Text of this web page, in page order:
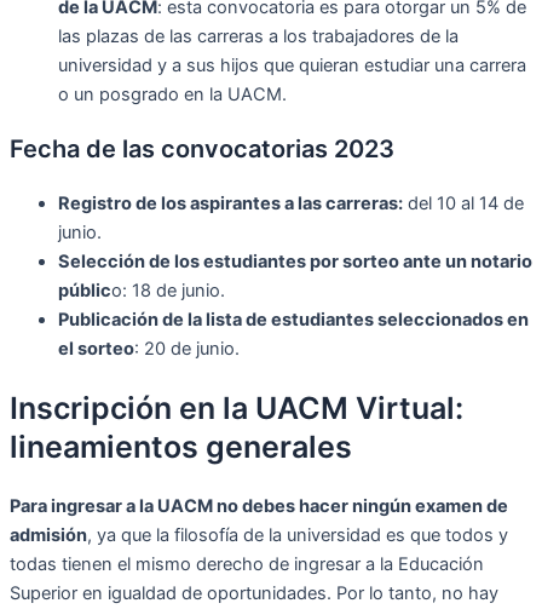
de la UACM: esta convocatoria es para otorgar un 5% de
las plazas de las carreras a los trabajadores de la
universidad y a sus hijos que quieran estudiar una carrera
o un posgrado en la UACM.
Fecha de las convocatorias 2023
Registro de los aspirantes a las carreras: del 10 al 14 de
junio.
Selección de los estudiantes por sorteo ante un notario
público: 18 de junio.
Publicación de la lista de estudiantes seleccionados en
el sorteo: 20 de junio.
Inscripción en la UACM Virtual:
lineamientos generales
Para ingresar a la UACM no debes hacer ningún examen de
admisión, ya que la filosofía de la universidad es que todos y
todas tienen el mismo derecho de ingresar a la Educación
Superior en igualdad de oportunidades. Por lo tanto, no hay